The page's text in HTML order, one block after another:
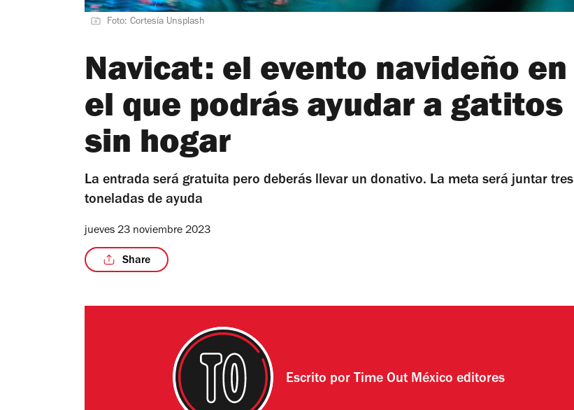
Foto: Cortesía Unsplash
Navicat: el evento navideño en
el que podrás ayudar a gatitos
sin hogar
La entrada será gratuita pero deberás llevar un donativo. La meta será juntar tres
toneladas de ayuda
jueves 23 noviembre 2023
Share
Escrito por Time Out México editores